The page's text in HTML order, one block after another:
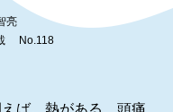
亮
No.118
ば、熱がある、頭痛